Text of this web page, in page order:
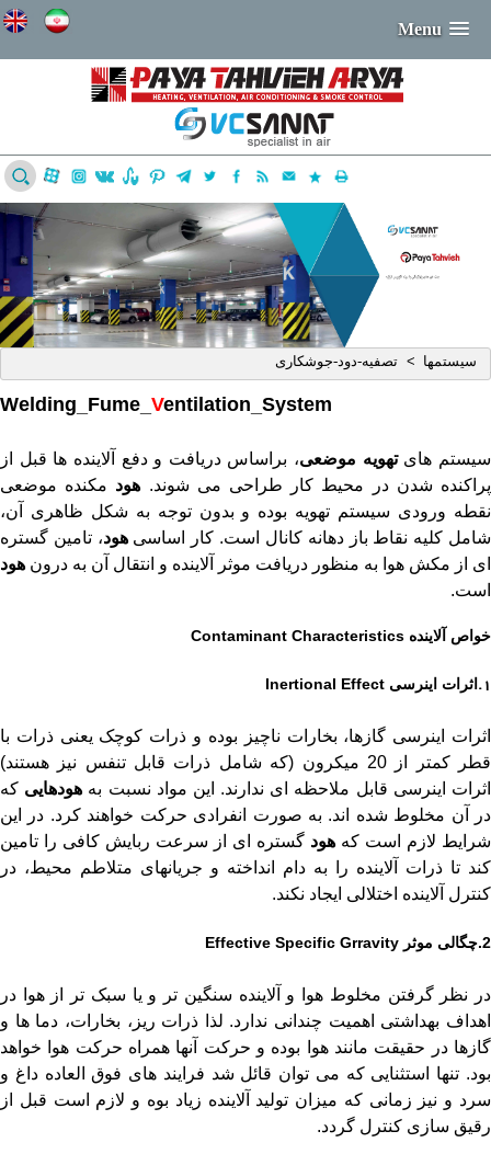
Menu
سيستمها > تصفیه-دود-جوشکاری
Ventilation_System
سیستم هایتهویه موضعی، براساس دریافت و دفع آلاینده ها قبل از
پراکنده شدن در محیط کار طراحی می شوند. هود مکنده موضعی
نقطه ورودی سیستم تهویه بوده و بدون توجه به شکل ظاهری آن،
شامل کلیه نقاط باز دهانه کانال است. کار اساسی هود، تامین گستره
ای از مکش هوا به منظور دریافت موثر آلاینده و انتقال آن به درون هود
است.
خواص آلاینده Contaminant Characteristics
1. اثرات اینرسی Inertional Effect
اثرات اینرسی گازها، بخارات ناچیز بوده و ذرات کوچک یعنی ذرات با
قطر کمتر از 20 میکرون (که شامل ذرات قابل تنفس نیز هستند)
اثرات اینرسی قابل ملاحظه ای ندارند. این مواد نسبت به هودهایی که
در آن مخلوط شده اند. به صورت انفرادی حرکت خواهند کرد. در این
شرایط لازم است که هود گستره ای از سرعت ربایش کافی را تامین
کند تا ذرات آلاینده را به دام انداخته و جریانهای متلاطم محیط، در
کنترل آلاینده اختلالی ایجاد نکند.
2. چگالی موثر Effective Specific Grravity
در نظر گرفتن مخلوط هوا و آلاینده سنگین تر و یا سبک تر از هوا در
اهداف بهداشتی اهمیت چندانی ندارد. لذا ذرات ریز، بخارات، دما ها و
گازها در حقیقت مانند هوا بوده و حرکت آنها همراه حرکت هوا خواهد
بود. تنها استثنایی که می توان قائل شد فرایند های فوق العاده داغ و
سرد و نیز زمانی که میزان تولید آلاینده زیاد بوه و لازم است قبل از
رقیق سازی کنترل گردد.